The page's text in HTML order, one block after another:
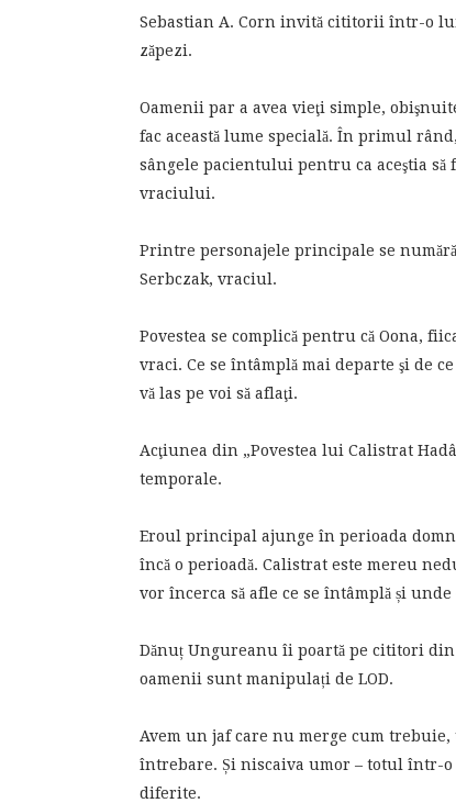
Sebastian A. Corn invită cititorii într-o
zăpezi.
Oamenii par a avea vieţi simple,
fac această lume specială. În primul
sângele pacientului pentru ca aceştia
vraciului.
Printre personajele principale se
Serbczak, vraciul.
Povestea se complică pentru că Oona,
vraci. Ce se întâmplă mai departe şi de
vă las pe voi să aflaţi.
Acţiunea din „Povestea lui Calistrat
temporale.
Eroul principal ajunge în perioada
încă o perioadă. Calistrat este mereu
vor încerca să afle ce se întâmplă și
Dănuț Ungureanu îi poartă pe cititori
oamenii sunt manipulați de LOD.
Avem un jaf care nu merge cum
întrebare. Și niscaiva umor – totul într-
diferite.